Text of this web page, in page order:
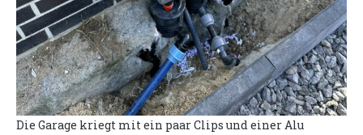
Die Garage kriegt mit ein paar Clips und einer Alu